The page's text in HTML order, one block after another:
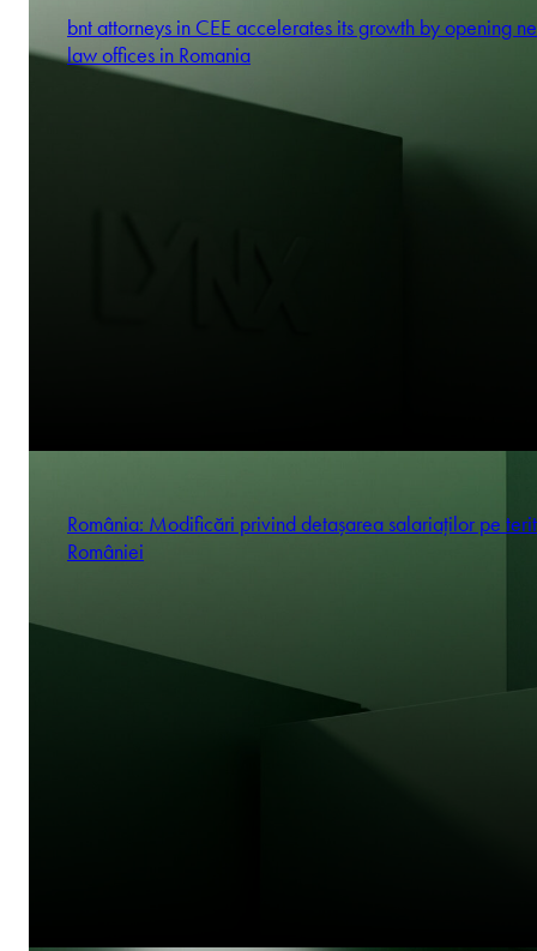
bnt attorneys in CEE accelerates its growth by opening
law offices in Romania
România: Modificări privind detașarea salariaților pe
României